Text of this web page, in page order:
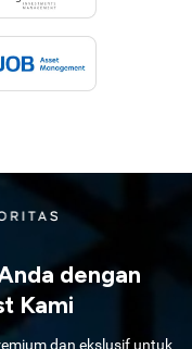
dengan
Kami
dan ekslusif untuk